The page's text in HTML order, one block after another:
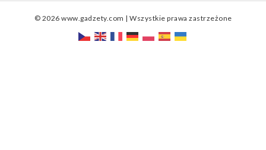
© 2026 www.gadzety.com | Wszystkie prawa zastrzeżone